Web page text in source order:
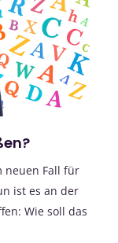
neuen Fall für
ist es an der
Wie soll das